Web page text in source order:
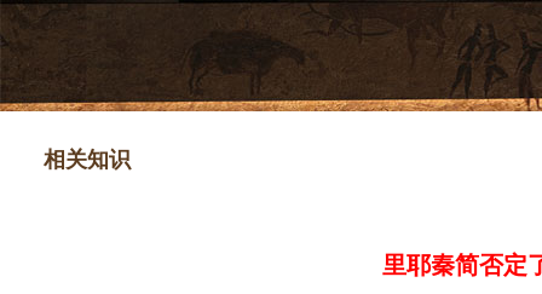
相关知识
里耶秦简否定